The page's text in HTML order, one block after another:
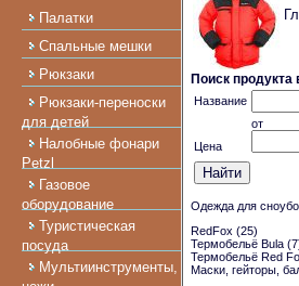
Палатки
Спальные мешки
Рюкзаки
Рюкзаки-переноски
для детей
Налобные фонари
Petzl
Газовое
оборудование
Туристическая
посуда
Мультиинструменты,
Поиск продукта
Название
Цена
от
Одежда для
RedFox (25)
Термобельё Bula
Термобельё Red
Маски, гейторы,